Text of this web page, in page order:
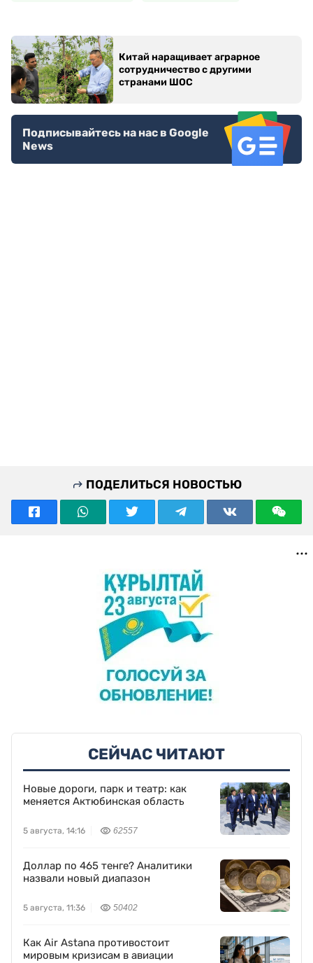
Китай наращивает аграрное
сотрудничество с другими
странами ШОС
Подписывайтесь на нас в Google
News
ПОДЕЛИТЬСЯ НОВОСТЬЮ
СЕЙЧАС ЧИТАЮТ
Новые дороги, парк и театр: как
меняется Актюбинская область
5 августа, 14:16 62557
Доллар по 465 тенге? Аналитики
назвали новый диапазон
5 августа, 11:36 50402
Как Air Astana противостоит
мировым кризисам в авиации